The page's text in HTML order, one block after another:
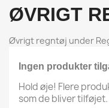
ØVRIGT
Øvrigt regntøj under
Ingen produkter
Hold øje! Flere
som de bliver tilføjet.